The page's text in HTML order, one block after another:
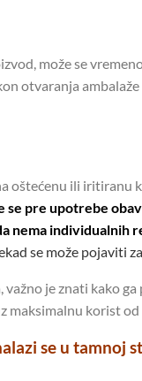
može se
otvaranja
oštećenu ili
se pre upotrebe
nema individualnih
se može pojaviti
je znati kako
maksimalnu korist od
se u tamnoj